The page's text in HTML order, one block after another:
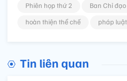
Phiên họp thứ 2
Ban Chỉ
hoàn thiện thể chế
pháp luật
Tin liên quan